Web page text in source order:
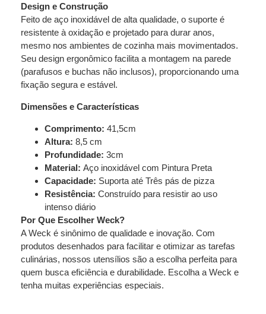
Design e Construção
Feito de aço inoxidável de alta qualidade, o suporte é
resistente à oxidação e projetado para durar anos,
mesmo nos ambientes de cozinha mais movimentados.
Seu design ergonômico facilita a montagem na parede
(parafusos e buchas não inclusos), proporcionando uma
fixação segura e estável.
Dimensões e Características
Comprimento: 41,5cm
Altura: 8,5 cm
Profundidade: 3cm
Material: Aço inoxidável com Pintura Preta
Capacidade: Suporta até Três pás de pizza
Resistência: Construído para resistir ao uso
intenso diário
Por Que Escolher Weck?
A Weck é sinônimo de qualidade e inovação. Com
produtos desenhados para facilitar e otimizar as tarefas
culinárias, nossos utensílios são a escolha perfeita para
quem busca eficiência e durabilidade. Escolha a Weck e
tenha muitas experiências especiais.